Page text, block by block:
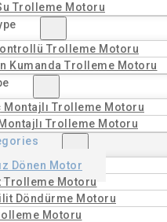
Trolleme Motoru
Trolleme Motoru
Kumanda Trolleme Motoru
Montajlı Trolleme Motoru
Trolleme Motoru
Dönen Motor
Trolleme Motoru
Döndürme Motoru
Motoru